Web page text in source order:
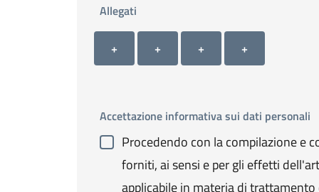
Allegati
Allegato 1
+
Allegato 2
+
Allegato 3
+
Allegato 4
+
Accettazione informativa sui dati personali
Procedendo con la compilazione e
forniti, ai sensi e per gli effetti
applicabile in materia di